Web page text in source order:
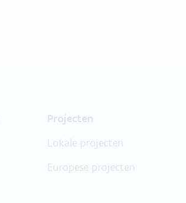
Projecten
Lokale projecten
Europese projecten